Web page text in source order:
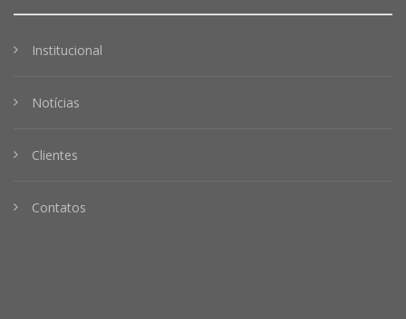
Institucional
Notícias
Clientes
Contatos